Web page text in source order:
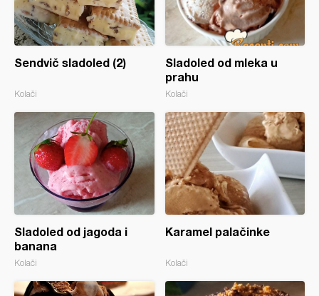
Sendvič sladoled (2)
Kolači
Sladoled od mleka u
prahu
Kolači
Sladoled od jagoda i
banana
Kolači
Karamel palačinke
Kolači